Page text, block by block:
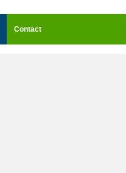
Contact